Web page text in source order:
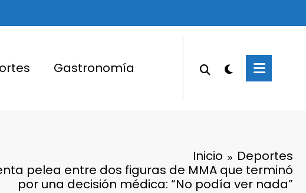
Gastronomía
Inicio
Deportes
pelea entre dos figuras de MMA que terminó
por una decisión médica: “No podía ver nada”